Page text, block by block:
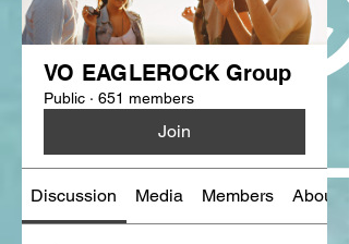
VO EAGLEROCK Group
Public · 651 members
Join
Discussion Media Members About